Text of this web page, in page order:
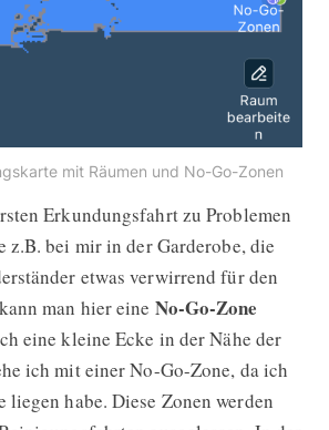
mit Räumen und No-Go-Zonen
Erkundungsfahrt zu Problemen
z.B. bei mir in der Garderobe, die
etwas verwirrend für den
man hier eine No-Go-Zone
eine kleine Ecke in der Nähe der
ich mit einer No-Go-Zone, da ich
liegen habe. Diese Zonen werden